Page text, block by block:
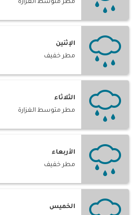
مطر متوسط الغزارة
الإثنين
مطر خفيف
الثلاثاء
مطر متوسط الغزارة
الأربعاء
مطر خفيف
الخميس